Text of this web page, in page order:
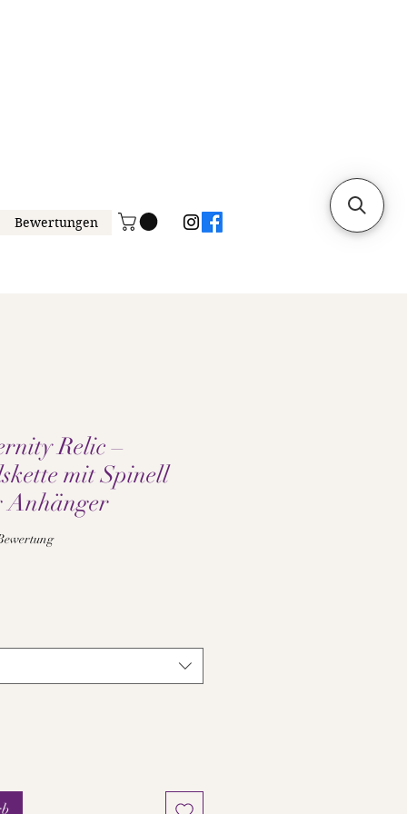
Bewertungen
Relic –
mit Spinell
Anhänger
von fünf Sternen, basierend auf 1 Bewertung.